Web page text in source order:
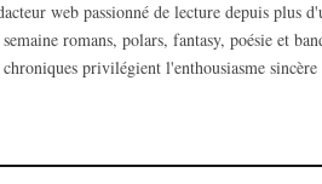
web passionné de lecture depuis plus
romans, polars, fantasy, poésie et
privilégient l'enthousiasme